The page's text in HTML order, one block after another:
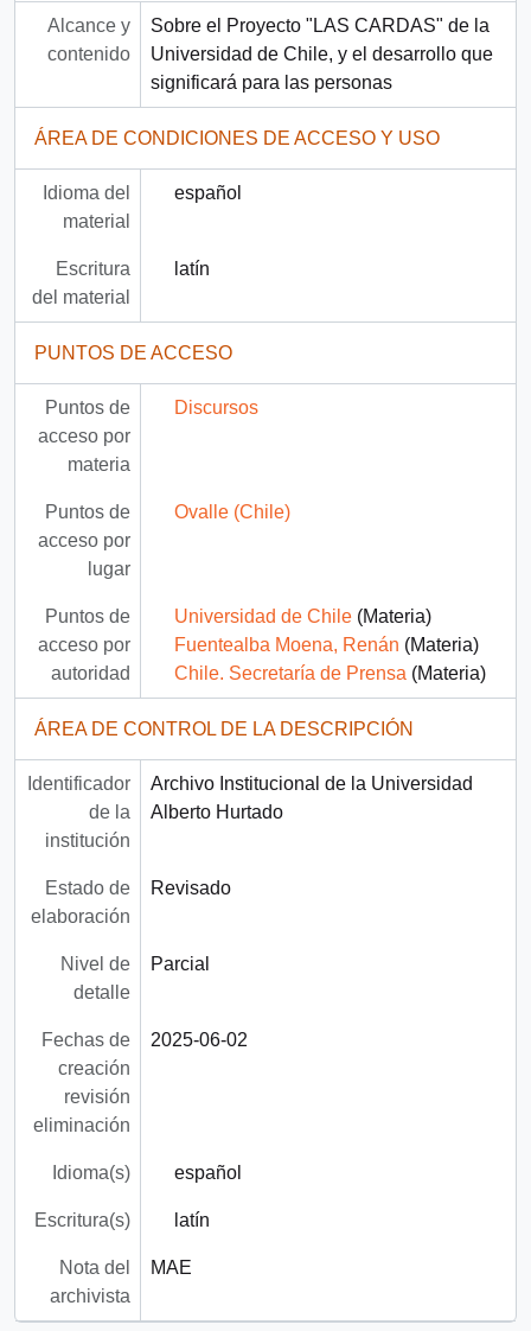
Alcance y
contenido
Sobre el Proyecto "LAS CARDAS" de la
Universidad de Chile, y el desarrollo que
significará para las personas
ÁREA DE CONDICIONES DE ACCESO Y USO
Idioma del
material
español
Escritura
del material
latín
PUNTOS DE ACCESO
Puntos de
acceso por
materia
Discursos
Puntos de
acceso por
lugar
Ovalle (Chile)
Puntos de
acceso por
autoridad
Universidad de Chile(Materia)
Fuentealba Moena, Renán (Materia)
Chile. Secretaría de Prensa (Materia)
ÁREA DE CONTROL DE LA DESCRIPCIÓN
Identificador
de la
institución
Archivo Institucional de la Universidad
Alberto Hurtado
Estado de
elaboración
Revisado
Nivel de
detalle
Parcial
Fechas de
creación
revisión
eliminación
2025-06-02
Idioma(s) español
Escritura(s) latín
Nota del
archivista
MAE